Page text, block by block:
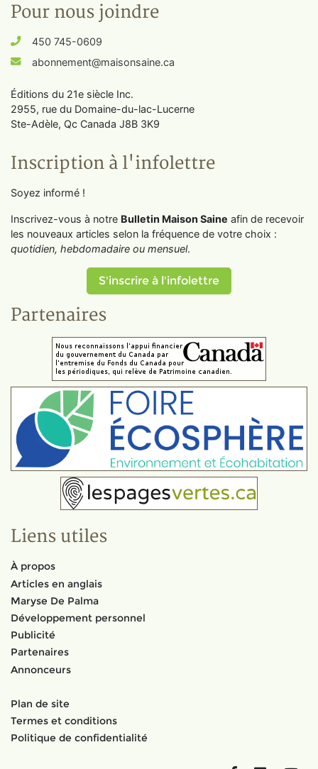
Pour nous joindre
450 745-0609
abonnement@maisonsaine.ca
Éditions du 21e siècle Inc.
2955, rue du Domaine-du-lac-Lucerne
Ste-Adèle, Qc Canada J8B 3K9
Inscription à l'infolettre
Soyez informé !
Inscrivez-vous à notre Bulletin Maison Saine afin de recevoir
les nouveaux articles selon la fréquence de votre choix :
quotidien, hebdomadaire ou mensuel.
S'inscrire à l'infolettre
Partenaires
Liens utiles
À propos
Articles en anglais
Maryse De Palma
Développement personnel
Publicité
Partenaires
Annonceurs
Plan de site
Termes et conditions
Politique de confidentialité